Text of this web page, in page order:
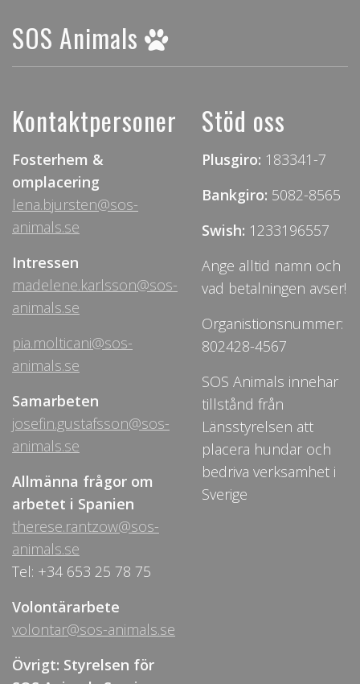
SOS Animals
Kontaktpersoner
Fosterhem &
omplacering
lena.bjursten@sos-
animals.se
Intressen
madelene.karlsson@sos-
animals.se
pia.molticani@sos-
animals.se
Samarbeten
josefin.gustafsson@sos-
animals.se
Allmänna frågor om
arbetet i Spanien
therese.rantzow@sos-
animals.se
Tel: +34 653 25 78 75
Volontärarbete
volontar@sos-animals.se
Övrigt: Styrelsen för
Stöd oss
Plusgiro: 183341-7
Bankgiro: 5082-8565
Swish: 1233196557
Ange alltid namn och
vad betalningen avser!
Organistionsnummer:
802428-4567
SOS Animals innehar
tillstånd från
Länsstyrelsen att
placera hundar och
bedriva verksamhet i
Sverige